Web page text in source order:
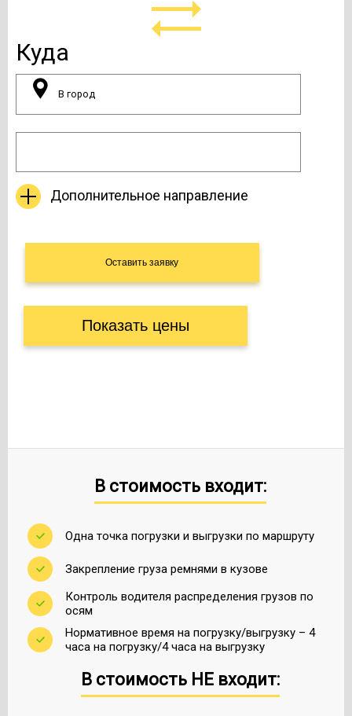
Куда
Дополнительное направление
Показать цены
В стоимость входит:
Одна точка погрузки и выгрузки по маршруту
Закрепление груза ремнями в кузове
Контроль водителя распределения грузов по
осям
Нормативное время на погрузку/выгрузку – 4
часа на погрузку/4 часа на выгрузку
В стоимость НЕ входит: